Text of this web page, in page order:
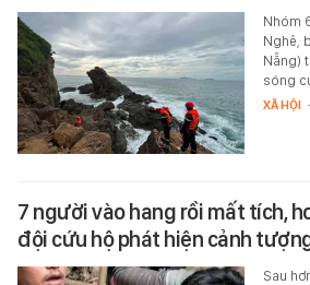
Nhóm
Nghê,
Nẵng)
sóng
XÃ HỘI
7 người vào hang rồi mất tích,
đội cứu hộ phát hiện cảnh
Sau